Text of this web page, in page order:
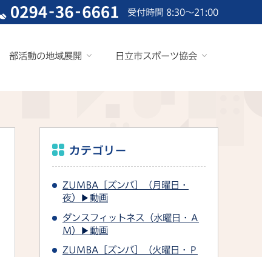
受付時間 8:30～21:00
部活動の地域展開 日立市スポーツ協会
カテゴリー
ZUMBA［ズンバ］（月曜日・
夜）▶動画
ダンスフィットネス（水曜日・Ａ
Ｍ）▶動画
ZUMBA［ズンバ］（火曜日・Ｐ